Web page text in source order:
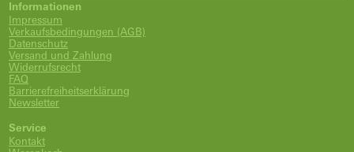
Informationen
Impressum
Verkaufsbedingungen (AGB)
Datenschutz
Versand und Zahlung
Widerrufsrecht
FAQ
Barrierefreiheitserklärung
Newsletter
Service
Kontakt